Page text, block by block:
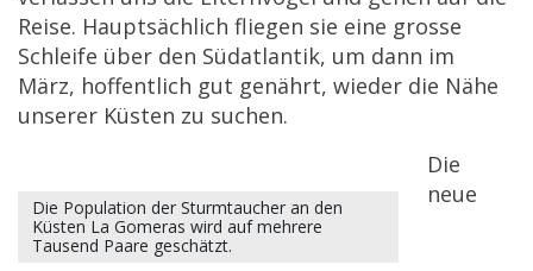
Reise. Hauptsächlich fliegen sie eine grosse
Schleife über den Südatlantik, um dann im
März, hoffentlich gut genährt, wieder die Nähe
unserer Küsten zu suchen.
Die Population der Sturmtaucher an den
Küsten La Gomeras wird auf mehrere
Tausend Paare geschätzt.
Die
neue